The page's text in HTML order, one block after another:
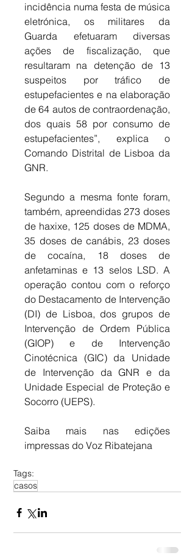
incidência numa festa de música
eletrónica, os militares da
Guarda efetuaram diversas
ações de fiscalização, que
resultaram na detenção de 13
suspeitos por tráfico de
estupefacientes e na elaboração
de 64 autos de contraordenação,
dos quais 58 por consumo de
estupefacientes”, explica o
Comando Distrital de Lisboa da
GNR.
Segundo a mesma fonte foram,
também, apreendidas 273 doses
de haxixe, 125 doses de MDMA,
35 doses de canábis, 23 doses
de cocaína, 18 doses de
anfetaminas e 13 selos LSD. A
operação contou com o reforço
do Destacamento de Intervenção
(DI) de Lisboa, dos grupos de
Intervenção de Ordem Pública
(GIOP) e de Intervenção
Cinotécnica (GIC) da Unidade
de Intervenção da GNR e da
Unidade Especial de Proteção e
Socorro (UEPS).
Saiba mais nas edições
impressas do Voz Ribatejana
Tags:
casos